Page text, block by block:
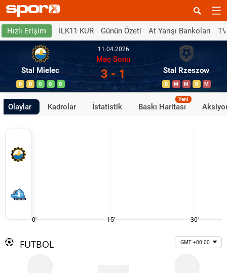
Hızlı Erişim İLK11 KUR Günün Özeti At Yarışı Bankoları
Stal Mielec
B B G G G
11.04.2026
Maç Sonu
3 - 1 Stal Rzeszow
B M M B M
Olaylar Kadrolar İstatistik Baskı Haritası
Yeni
0' 15' 30'
FUTBOL GMT +00:00